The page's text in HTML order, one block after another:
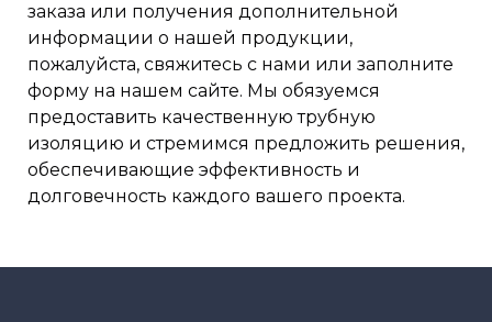
заказа или получения дополнительной
информации о нашей продукции,
пожалуйста, свяжитесь с нами или заполните
форму на нашем сайте. Мы обязуемся
предоставить качественную трубную
изоляцию и стремимся предложить решения,
обеспечивающие эффективность и
долговечность каждого вашего проекта.